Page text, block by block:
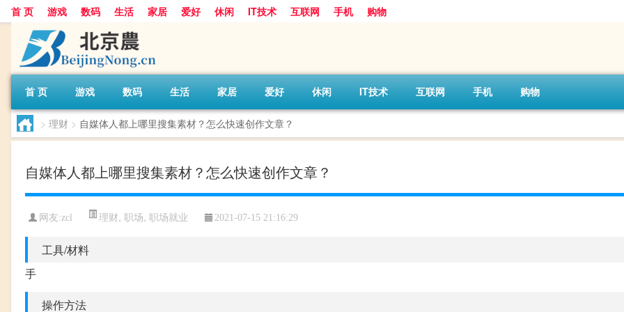
首 页 游戏 数码 生活 家居 爱好 休闲 IT技术 互联网 手机 购物
首 页 游戏 数码 生活 家居 爱好 休闲 IT技术 互联网 手机 购物
> 理财 > 自媒体人都上哪里搜集素材？怎么快速创作文章？
自媒体人都上哪里搜集素材？怎么快速创作文章？
网友:zcl 理财, 职场, 职场就业 2021-07-15 21:16:29
工具/材料
手
操作方法